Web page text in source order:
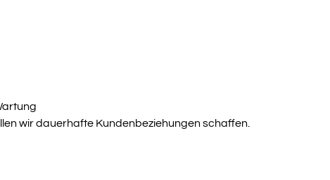
wir dauerhafte Kundenbeziehungen schaffen.